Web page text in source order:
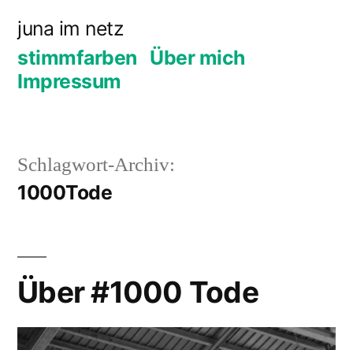
Inhalt
springen
juna im netz
stimmfarben Über mich
Impressum
Schlagwort-Archiv:
1000Tode
Über #1000 Tode